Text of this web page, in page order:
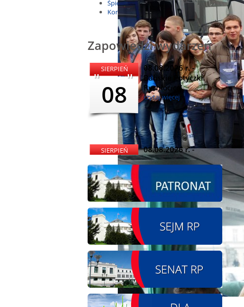
Śpiewnik
Kontakt
Zapowiedzi wydarzeń
SIERPIEŃ
08
08.08.2026 r. -
Babskie Potyczki.
Rychłocice
czytaj więcej
SIERPIEŃ
08
08.08.2026 r. -
Dożynki i
SIERPIEŃ
08
08.08.2026 r. - Piknik
integracyjny. Krępa
60 u Sołtysa